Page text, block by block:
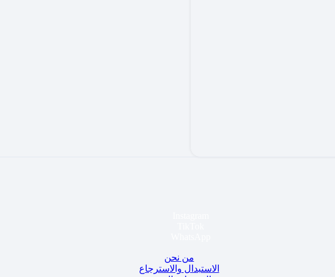
من نحن
الاستبدال والاسترجاع